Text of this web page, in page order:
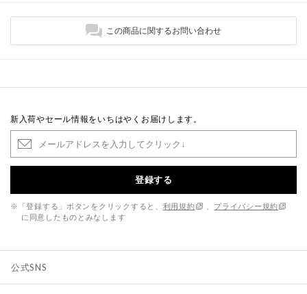
この商品に関するお問い合わせ
新入荷やセール情報をいちはやくお届けします。
登録する
※「登録する」ボタンをクリックすると、 利用規約
プライバシー規約
に同意したものとみなします
公式SNS